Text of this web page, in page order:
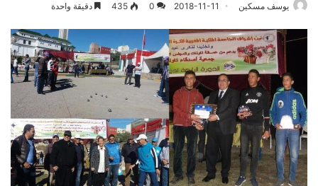
يوسف مسكين 2018-11-11
0
435 دقيقة واحدة